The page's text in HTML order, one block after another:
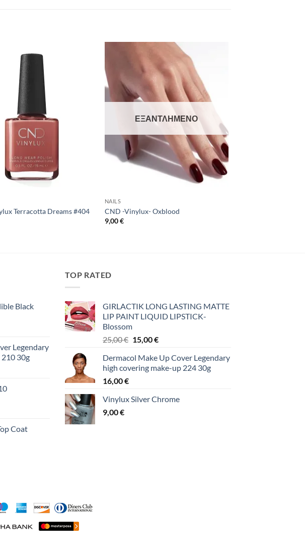
Terracotta Dreams #404
Wishlist
ΕΞΑΝΤΛΗΜΈΝΟ
NAILS
CND -Vinylux- Oxblood
9,00€
Black
Legendary
30g
Coat
TOP RATED
GIRLACTIK LONG LASTING MATTE
LIP PAINT LIQUID LIPSTICK-
Blossom
25,00€ Original
was:
25,00 €.
15,00€Η
τιμή
είναι:
Dermacol Make Up Cover Legendary
high covering make-up 224 30g
16,00€
Vinylux Silver Chrome
9,00€